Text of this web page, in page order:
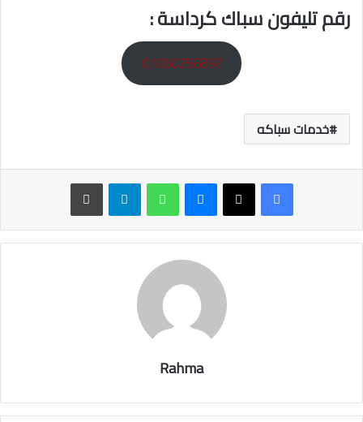
رقم تليفون سباك كرداسة :
01060256897
خدمات سباكه
ماسنجر واتساب تيلقرام طباعة
Rahma